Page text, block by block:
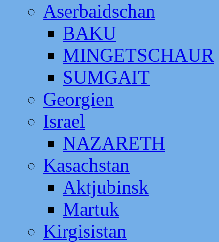
Aserbaidschan
BAKU
MINGETSCHAUR
SUMGAIT
Georgien
Israel
NAZARETH
Kasachstan
Aktjubinsk
Martuk
Kirgisistan